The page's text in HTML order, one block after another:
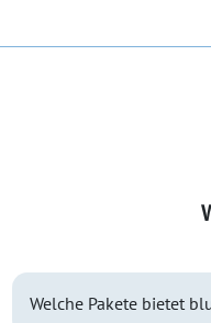
Welche Pakete bietet